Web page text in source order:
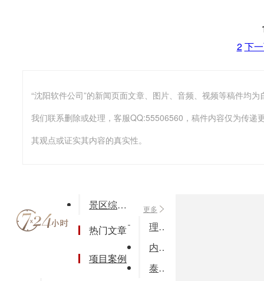
2下
我们联系删除或处理，客服QQ:55506560，稿件内容仅为传递
其观点或证实其内容的真实性。
更多
热门文章
项目案例
景区综合消费收银系统酒店住宿餐饮管理软件商品销售系统xh18
理正边坡综合治理软件有限元版软件
内部网络监管系统V4.0
泰阳社会救助管理信息系统